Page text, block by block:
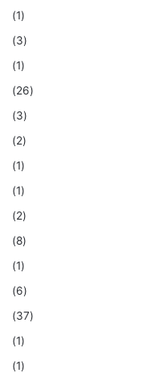
(1)
(3)
(1)
(26)
(3)
(2)
(1)
(1)
(2)
(8)
(1)
(6)
(37)
(1)
(1)